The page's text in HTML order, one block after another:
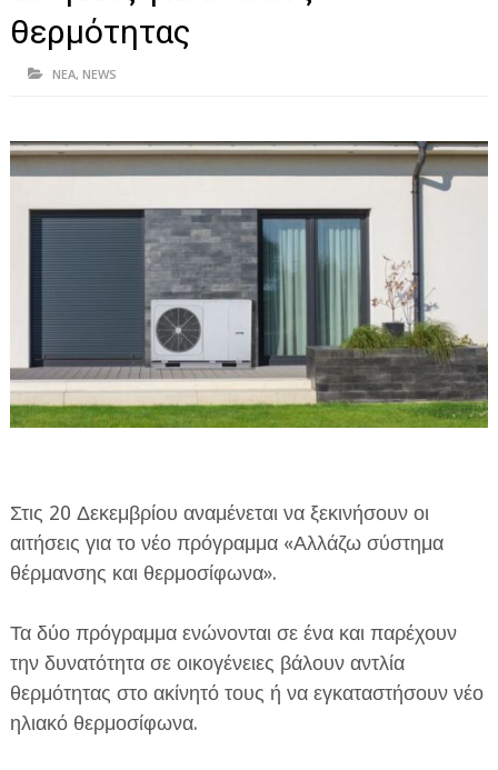
ΗΠΕΙΡΟΣ
ΠΡΕΒΕΖΑ
ΙΩΑΝΝΙΝΑ
ΘΕΣΠΡΩΤΙΑ
ΙΟΝΙΑ ΝΗΣΙΑ
ΚΑΙ ΕΛΛΑΔΑ
ΥΓΕΙΑ-ΟΜΟΡΦΙΑ
ΠΟΛΙΤΙΣΜΟΣ
ΠΕΡΙΒΑΛΛΟΝ
ΕΦΗΜΕΡΙΔΑ Η ΠΑΡΓΑ
ΠΛΗΡΟΦΟΡΙΕΣ
θερμότητας
ΝΕΑ, NEWS
Στις 20 Δεκεμβρίου αναμένεται να ξεκινήσουν οι
αιτήσεις για το νέο πρόγραμμα «Αλλάζω σύστημα
θέρμανσης και θερμοσίφωνα».
Τα δύο πρόγραμμα ενώνονται σε ένα και παρέχουν
την δυνατότητα σε οικογένειες βάλουν αντλία
θερμότητας στο ακίνητό τους ή να εγκαταστήσουν νέο
ηλιακό θερμοσίφωνα.